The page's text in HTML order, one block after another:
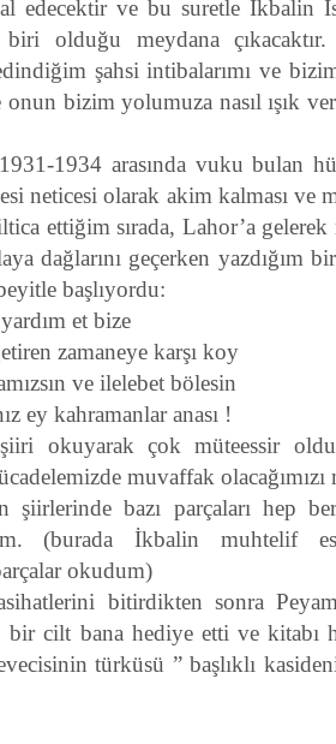
edecektir ve bu suretle İkbalin
biri olduğu meydana
şahsi intibalarımı ve
bizim yolumuza nasıl ışık
1934 arasında vuku bulan
neticesi olarak akim kalması ve
ettiğim sırada, Lahor’a
dağlarını geçerken yazdığım
başlıyordu:
et bize
zamaneye karşı koy
ve ilelebet bölesin
ey kahramanlar anası !
okuyarak çok müteessir
muvaffak
bazı parçaları hep
(burada İkbalin muhtelif
okudum)
bitirdikten sonra
bir cilt bana hediye etti ve kitabı
türküsü ” başlıklı